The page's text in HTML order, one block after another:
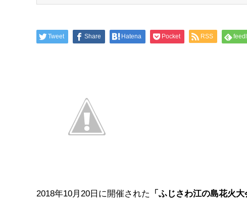
Tweet Share Hatena Pocket RSS
2018年10月20日に開催された 「ふじさわ江の島花火大